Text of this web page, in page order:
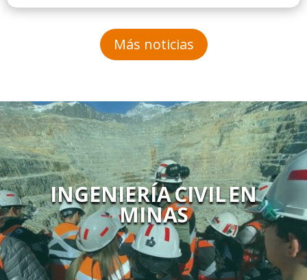
Más noticias
INGENIERÍA CIVIL EN
MINAS